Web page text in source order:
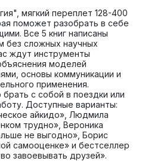
мягкий переплет 128-400
поможет разобрать в себе
Все 5 книг написаны
без сложных научных
ждут инструменты
моделей
основы коммуникации и
применения.
с собой в поездки или
Доступные варианты:
айкидо», Людмила
трудно», Вероника
не выгодно», Борис
самооценке» и бестселлер
завоевывать друзей».